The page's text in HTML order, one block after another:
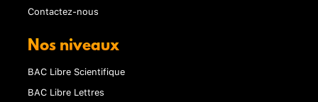
Contactez-nous
Nos niveaux
BAC Libre Scientifique
BAC Libre Lettres